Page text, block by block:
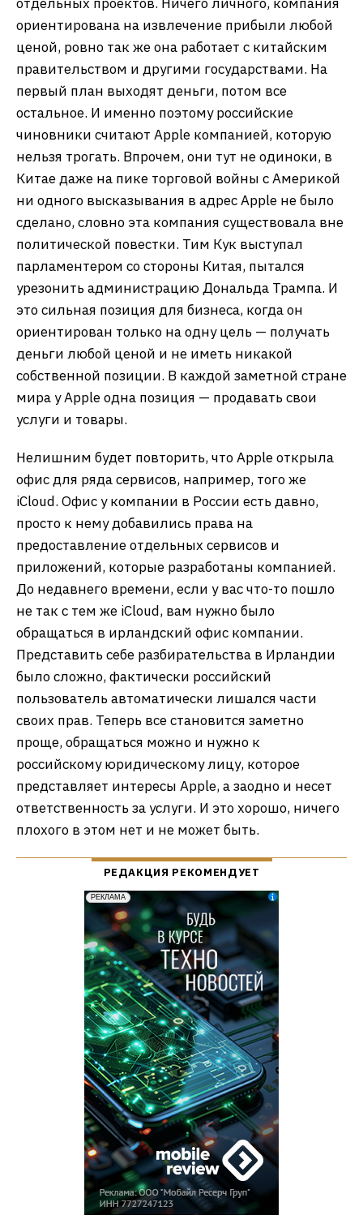
ориентирована на извлечение прибыли любой
ценой, ровно так же она работает с китайским
правительством и другими государствами. На
первый план выходят деньги, потом все
остальное. И именно поэтому российские
чиновники считают Apple компанией, которую
нельзя трогать. Впрочем, они тут не одиноки, в
Китае даже на пике торговой войны с Америкой
ни одного высказывания в адрес Apple не было
сделано, словно эта компания существовала вне
политической повестки. Тим Кук выступал
парламентером со стороны Китая, пытался
урезонить администрацию Дональда Трампа. И
это сильная позиция для бизнеса, когда он
ориентирован только на одну цель — получать
деньги любой ценой и не иметь никакой
собственной позиции. В каждой заметной стране
мира у Apple одна позиция — продавать свои
услуги и товары.
Нелишним будет повторить, что Apple открыла
офис для ряда сервисов, например, того же
iCloud. Офис у компании в России есть давно,
просто к нему добавились права на
предоставление отдельных сервисов и
приложений, которые разработаны компанией.
До недавнего времени, если у вас что-то пошло
не так с тем же iCloud, вам нужно было
обращаться в ирландский офис компании.
Представить себе разбирательства в Ирландии
было сложно, фактически российский
пользователь автоматически лишался части
своих прав. Теперь все становится заметно
проще, обращаться можно и нужно к
российскому юридическому лицу, которое
представляет интересы Apple, а заодно и несет
ответственность за услуги. И это хорошо, ничего
плохого в этом нет и не может быть.